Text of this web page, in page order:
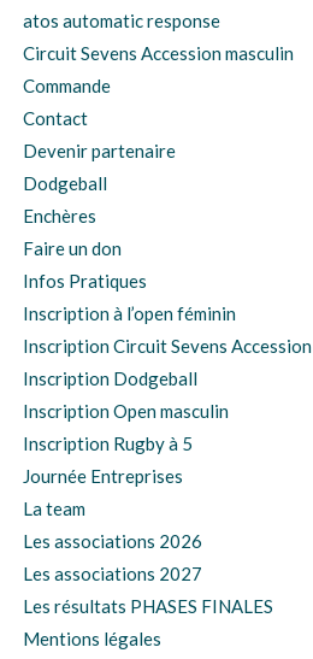
atos automatic response
Circuit Sevens Accession masculin
Commande
Contact
Devenir partenaire
Dodgeball
Enchères
Faire un don
Infos Pratiques
Inscription à l’open féminin
Inscription Circuit Sevens Accession
Inscription Dodgeball
Inscription Open masculin
Inscription Rugby à 5
Journée Entreprises
La team
Les associations 2026
Les associations 2027
Les résultats PHASES FINALES
Mentions légales